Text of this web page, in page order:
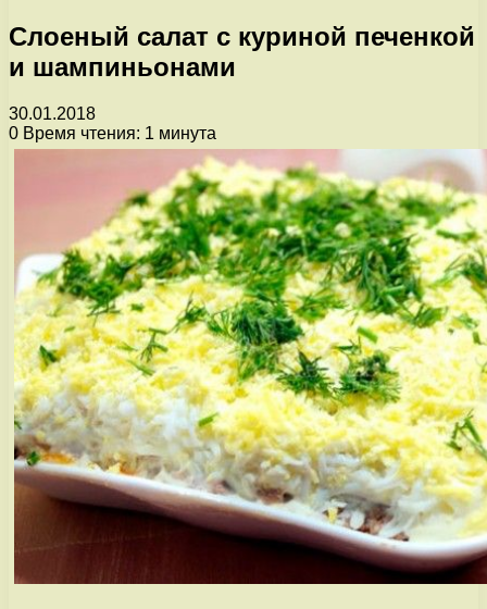
Слоеный салат с куриной печенкой
и шампиньонами
30.01.2018
0 Время чтения: 1 минута